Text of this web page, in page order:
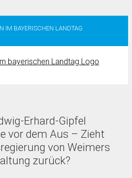
IM BAYERISCHEN LANDTAG
Erhard-Gipfel
vor dem Aus – Zieht
von Weimers
zurück?